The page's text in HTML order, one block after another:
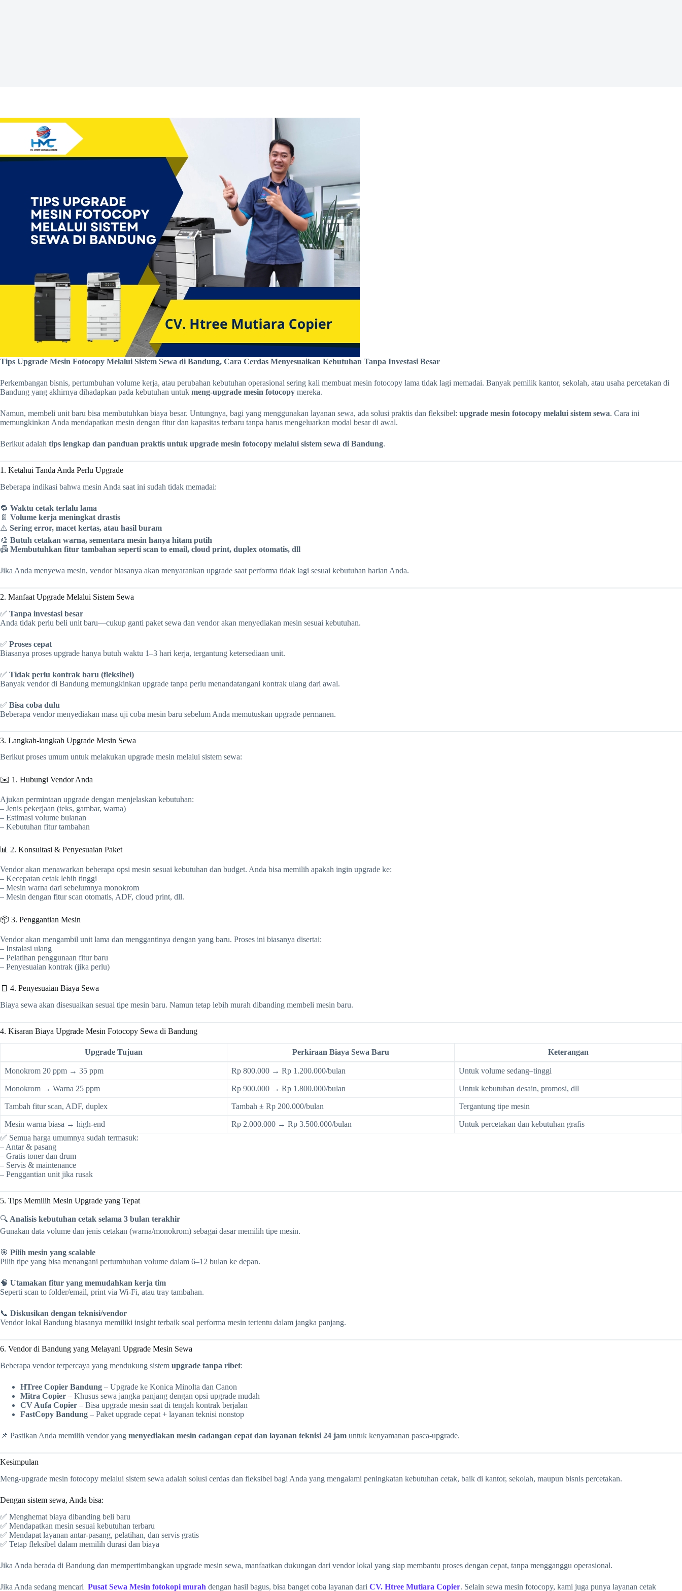
Tips Upgrade Mesin Fotocopy Melalui Sistem Sewa di Bandung, Cara Cerdas Menyesuaikan Kebutuhan Tanpa Investasi Besar
Perkembangan bisnis, pertumbuhan volume kerja, atau perubahan kebutuhan operasional sering kali membuat mesin fotocopy lama tidak lagi memadai. Banyak pemilik kantor, sekolah, atau usaha percetakan di
Bandung yang akhirnya dihadapkan pada kebutuhan untuk meng-upgrade mesin fotocopy mereka.
Namun, membeli unit baru bisa membutuhkan biaya besar. Untungnya, bagi yang menggunakan layanan sewa, ada solusi praktis dan fleksibel: upgrade mesin fotocopy melalui sistem sewa. Cara ini
memungkinkan Anda mendapatkan mesin dengan fitur dan kapasitas terbaru tanpa harus mengeluarkan modal besar di awal.
Berikut adalah tips lengkap dan panduan praktis untuk upgrade mesin fotocopy melalui sistem sewa di Bandung.
1. Ketahui Tanda Anda Perlu Upgrade
Beberapa indikasi bahwa mesin Anda saat ini sudah tidak memadai:
🔁 Waktu cetak terlalu lama
📄 Volume kerja meningkat drastis
⚠️ Sering error, macet kertas, atau hasil buram
🎨 Butuh cetakan warna, sementara mesin hanya hitam putih
📠 Membutuhkan fitur tambahan seperti scan to email, cloud print, duplex otomatis, dll
Jika Anda menyewa mesin, vendor biasanya akan menyarankan upgrade saat performa tidak lagi sesuai kebutuhan harian Anda.
2. Manfaat Upgrade Melalui Sistem Sewa
✅ Tanpa investasi besar
Anda tidak perlu beli unit baru—cukup ganti paket sewa dan vendor akan menyediakan mesin sesuai kebutuhan.
✅ Proses cepat
Biasanya proses upgrade hanya butuh waktu 1–3 hari kerja, tergantung ketersediaan unit.
✅ Tidak perlu kontrak baru (fleksibel)
Banyak vendor di Bandung memungkinkan upgrade tanpa perlu menandatangani kontrak ulang dari awal.
✅ Bisa coba dulu
Beberapa vendor menyediakan masa uji coba mesin baru sebelum Anda memutuskan upgrade permanen.
3. Langkah-langkah Upgrade Mesin Sewa
Berikut proses umum untuk melakukan upgrade mesin melalui sistem sewa:
✉️ 1. Hubungi Vendor Anda
Ajukan permintaan upgrade dengan menjelaskan kebutuhan:
– Jenis pekerjaan (teks, gambar, warna)
– Estimasi volume bulanan
– Kebutuhan fitur tambahan
📊 2. Konsultasi & Penyesuaian Paket
Vendor akan menawarkan beberapa opsi mesin sesuai kebutuhan dan budget. Anda bisa memilih apakah ingin upgrade ke:
– Kecepatan cetak lebih tinggi
– Mesin warna dari sebelumnya monokrom
– Mesin dengan fitur scan otomatis, ADF, cloud print, dll.
📦 3. Penggantian Mesin
Vendor akan mengambil unit lama dan menggantinya dengan yang baru. Proses ini biasanya disertai:
– Instalasi ulang
– Pelatihan penggunaan fitur baru
– Penyesuaian kontrak (jika perlu)
🧾 4. Penyesuaian Biaya Sewa
Biaya sewa akan disesuaikan sesuai tipe mesin baru. Namun tetap lebih murah dibanding membeli mesin baru.
4. Kisaran Biaya Upgrade Mesin Fotocopy Sewa di Bandung
Upgrade Tujuan Perkiraan Biaya Sewa Baru Keterangan
Monokrom 20 ppm → 35 ppm Rp 800.000 → Rp 1.200.000/bulan Untuk volume sedang–tinggi
Monokrom → Warna 25 ppm Rp 900.000 → Rp 1.800.000/bulan Untuk kebutuhan desain, promosi, dll
Tambah fitur scan, ADF, duplex Tambah ± Rp 200.000/bulan Tergantung tipe mesin
Mesin warna biasa → high-end Rp 2.000.000 → Rp 3.500.000/bulan
Untuk percetakan dan kebutuhan grafis
✅ Semua harga umumnya sudah termasuk:
– Antar & pasang
– Gratis toner dan drum
– Servis & maintenance
– Penggantian unit jika rusak
5. Tips Memilih Mesin Upgrade yang Tepat
🔍 Analisis kebutuhan cetak selama 3 bulan terakhir
Gunakan data volume dan jenis cetakan (warna/monokrom) sebagai dasar memilih tipe mesin.
🎯 Pilih mesin yang scalable
Pilih tipe yang bisa menangani pertumbuhan volume dalam 6–12 bulan ke depan.
🧠 Utamakan fitur yang memudahkan kerja tim
Seperti scan to folder/email, print via Wi-Fi, atau tray tambahan.
📞 Diskusikan dengan teknisi/vendor
Vendor lokal Bandung biasanya memiliki insight terbaik soal performa mesin tertentu dalam jangka panjang.
6. Vendor di Bandung yang Melayani Upgrade Mesin Sewa
Beberapa vendor terpercaya yang mendukung sistem upgrade tanpa ribet:
HTree Copier Bandung – Upgrade ke Konica Minolta dan Canon
Mitra Copier – Khusus sewa jangka panjang dengan opsi upgrade mudah
CV Aufa Copier – Bisa upgrade mesin saat di tengah kontrak berjalan
FastCopy Bandung – Paket upgrade cepat + layanan teknisi nonstop
📌 Pastikan Anda memilih vendor yang menyediakan mesin cadangan cepat dan layanan teknisi 24 jam untuk kenyamanan pasca-upgrade.
Kesimpulan
Meng-upgrade mesin fotocopy melalui sistem sewa adalah solusi cerdas dan fleksibel bagi Anda yang mengalami peningkatan kebutuhan cetak, baik di kantor, sekolah, maupun bisnis percetakan.
Dengan sistem sewa, Anda bisa:
✅ Menghemat biaya dibanding beli baru
✅ Mendapatkan mesin sesuai kebutuhan terbaru
✅ Mendapat layanan antar-pasang, pelatihan, dan servis gratis
✅ Tetap fleksibel dalam memilih durasi dan biaya
Jika Anda berada di Bandung dan mempertimbangkan upgrade mesin sewa, manfaatkan dukungan dari vendor lokal yang siap membantu proses dengan cepat, tanpa mengganggu operasional.
Jika Anda sedang mencari Pusat Sewa Mesin fotokopi murah dengan hasil bagus, bisa banget coba layanan dari CV. Htree Mutiara Copier. Selain sewa mesin fotocopy, kami juga punya layanan cetak